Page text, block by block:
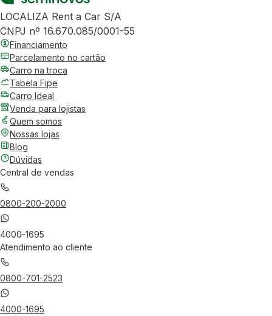
LOCALIZA Rent a Car S/A
CNPJ nº 16.670.085/0001-55
Financiamento
Parcelamento no cartão
Carro na troca
Tabela Fipe
Carro Ideal
Venda para lojistas
Quem somos
Nossas lojas
Blog
Dúvidas
Central de vendas
0800-200-2000
4000-1695
Atendimento ao cliente
0800-701-2523
4000-1695